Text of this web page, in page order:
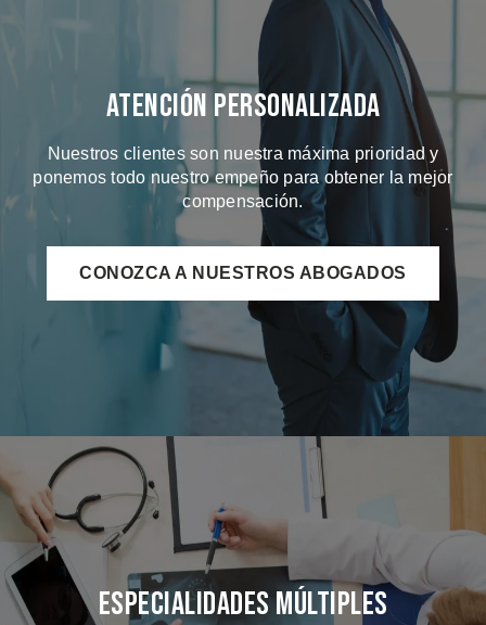
Atención Personalizada
Nuestros clientes son nuestra máxima prioridad y
ponemos todo nuestro empeño para obtener la mejor
compensación.
CONOZCA A NUESTROS ABOGADOS
Especialidades Múltiples